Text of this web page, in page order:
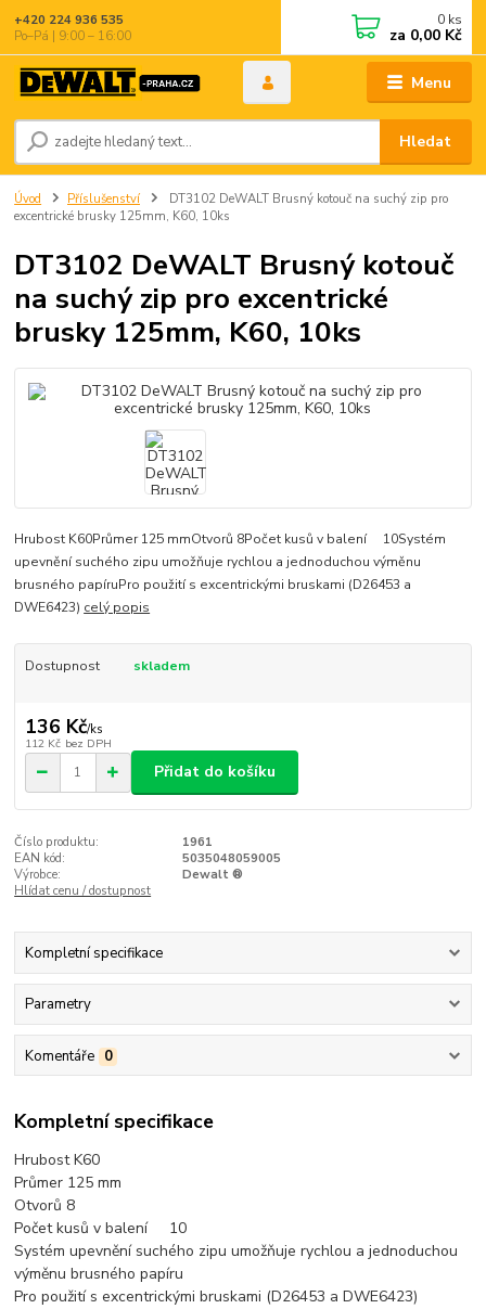
Menu
Hledat
+420 224 936 535
Po–Pá | 9:00 – 16:00
0 ks
za 0,00 Kč
Úvod Příslušenství
DT3102 DeWALT Brusný kotouč na suchý zip pro
excentrické brusky 125mm, K60, 10ks
DT3102 DeWALT Brusný kotouč
na suchý zip pro excentrické
brusky 125mm, K60, 10ks
Hrubost K60Průmer 125 mmOtvorů 8Počet kusů v balení 10Systém
upevnění suchého zipu umožňuje rychlou a jednoduchou výměnu
brusného papíruPro použití s excentrickými bruskami (D26453 a
DWE6423) celý popis
Dostupnost skladem
136 Kč/ks
112 Kč bez DPH
Přidat do košíku
Číslo produktu:
1961
EAN kód:
5035048059005
Výrobce:
Dewalt ®
Hlídat cenu / dostupnost
Kompletní specifikace
Parametry
Komentáře 0
Kompletní specifikace
Hrubost K60
Průmer 125 mm
Otvorů 8
Počet kusů v balení 10
Systém upevnění suchého zipu umožňuje rychlou a jednoduchou
výměnu brusného papíru
Pro použití s excentrickými bruskami (D26453 a DWE6423)